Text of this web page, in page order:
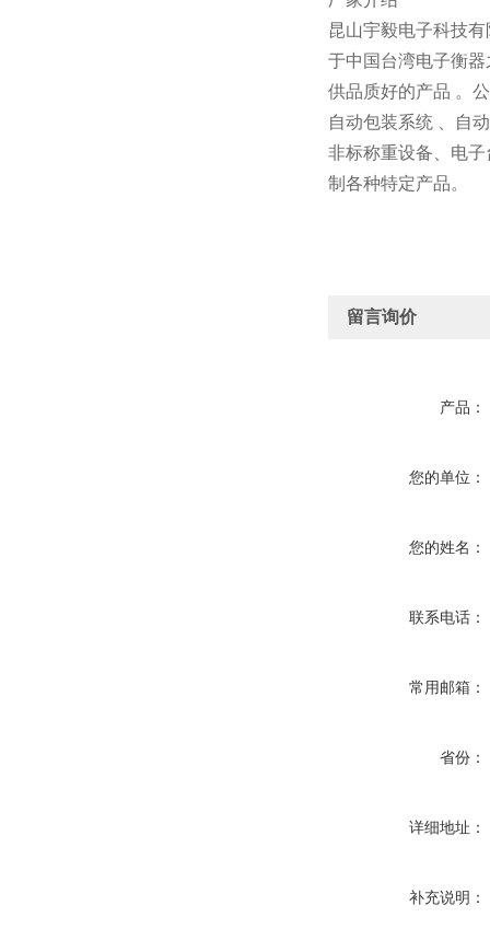
昆山宇毅电子科技
于中国台湾电子衡
供品质好的产品 。
自动包装系统 、自
非标称重设备、电
制各种特定产品。
留言询价
产品：
您的单位：
您的姓名：
联系电话：
常用邮箱：
省份：
详细地址：
补充说明：